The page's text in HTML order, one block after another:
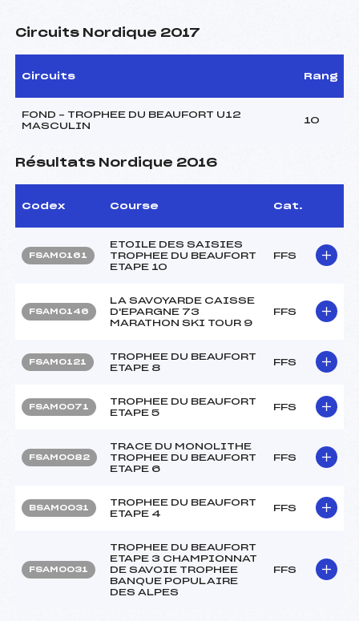
Circuits Nordique 2017
Circuits Rang
FOND – TROPHEE DU BEAUFORT U12
MASCULIN
10
Résultats Nordique 2016
Codex Course Cat.
FSAM0161
ETOILE DES SAISIES
TROPHEE DU BEAUFORT
ETAPE 10
FFS
FSAM0146
LA SAVOYARDE CAISSE
D'EPARGNE 73
MARATHON SKI TOUR 9
FFS
FSAM0121
TROPHEE DU BEAUFORT
ETAPE 8
FFS
FSAM0071
TROPHEE DU BEAUFORT
ETAPE 5
FFS
FSAM0082
TRACE DU MONOLITHE
TROPHEE DU BEAUFORT
ETAPE 6
FFS
BSAM0031
TROPHEE DU BEAUFORT
ETAPE 4
FFS
FSAM0031
TROPHEE DU BEAUFORT
ETAPE 3 CHAMPIONNAT
DE SAVOIE TROPHEE
BANQUE POPULAIRE
DES ALPES
FFS